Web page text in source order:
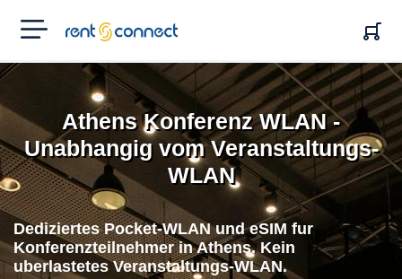
RENT'N
CONNECT
Athens Konferenz WLAN -
Unabhangig vom Veranstaltungs-
WLAN
Dediziertes Pocket-WLAN und eSIM fur
Konferenzteilnehmer in Athens. Kein
uberlastetes Veranstaltungs-WLAN.